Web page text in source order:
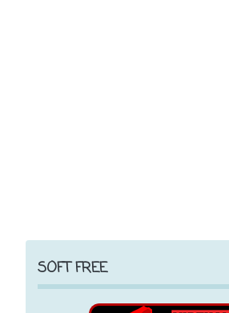
SOFT FREE